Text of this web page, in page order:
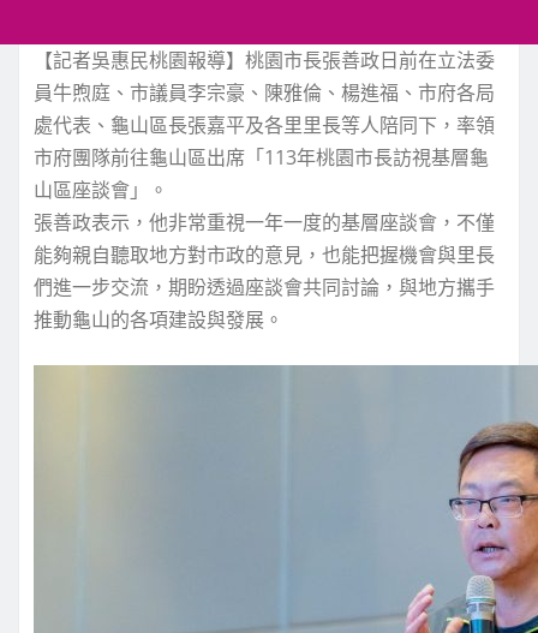
【記者吳惠民桃園報導】桃園市長張善政日前在立法委
員牛煦庭、市議員李宗豪、陳雅倫、楊進福、市府各局
處代表、龜山區長張嘉平及各里里長等人陪同下，率領
市府團隊前往龜山區出席「113年桃園市長訪視基層龜
山區座談會」。
張善政表示，他非常重視一年一度的基層座談會，不僅
能夠親自聽取地方對市政的意見，也能把握機會與里長
們進一步交流，期盼透過座談會共同討論，與地方攜手
推動龜山的各項建設與發展。